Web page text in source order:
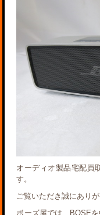
オーディオ製品宅配買
す。
ご覧いただき誠にあり
ボーズ屋では、BOSE